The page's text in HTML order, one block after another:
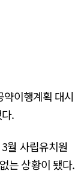
이행계획 대시
.
월 사립유치원
는 상황이 됐다.